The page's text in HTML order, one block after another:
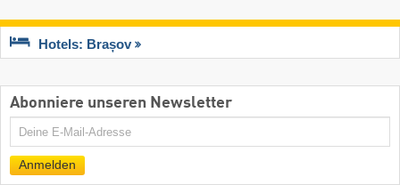
Hotels: Brașov
Abonniere unseren Newsletter
E-
Mail
Anmelden